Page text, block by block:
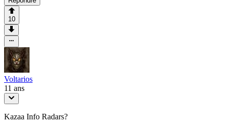
10
Voltarios
11 ans
Kazaa Info Radars?